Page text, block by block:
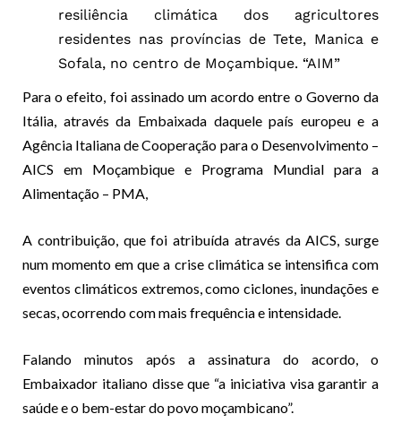
resiliência climática dos agricultores
residentes nas províncias de Tete, Manica e
Sofala, no centro de Moçambique. “AIM”
Para o efeito, foi assinado um acordo entre o Governo da
Itália, através da Embaixada daquele país europeu e a
Agência Italiana de Cooperação para o Desenvolvimento –
AICS em Moçambique e Programa Mundial para a
Alimentação – PMA,
A contribuição, que foi atribuída através da AICS, surge
num momento em que a crise climática se intensifica com
eventos climáticos extremos, como ciclones, inundações e
secas, ocorrendo com mais frequência e intensidade.
Falando minutos após a assinatura do acordo, o
Embaixador italiano disse que “a iniciativa visa garantir a
saúde e o bem-estar do povo moçambicano”.